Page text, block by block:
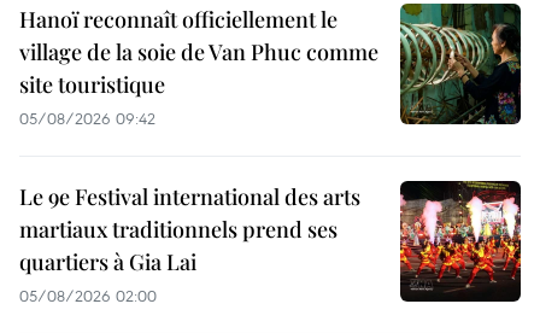
Hanoï reconnaît officiellement le
village de la soie de Van Phuc comme
site touristique
05/08/2026 09:42
Le 9e Festival international des arts
martiaux traditionnels prend ses
quartiers à Gia Lai
05/08/2026 02:00